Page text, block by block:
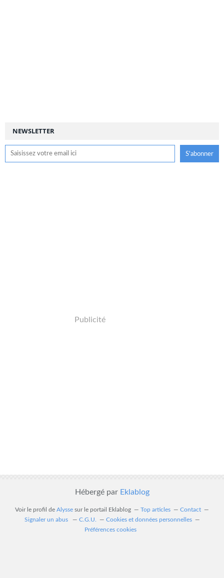
NEWSLETTER
Publicité
Hébergé par Eklablog
Voir le profil de Alysse sur le portail Eklablog Top articles
Contact
Signaler un abus
C.G.U.
Cookies et données personnelles
Préférences cookies